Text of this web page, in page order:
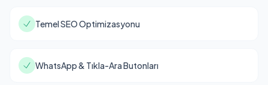
Temel SEO Optimizasyonu
WhatsApp & Tıkla-Ara Butonları